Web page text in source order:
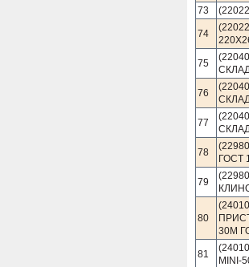
73
74
75
76
77
78
ГОСТ
79
80
30М
81
MINI-